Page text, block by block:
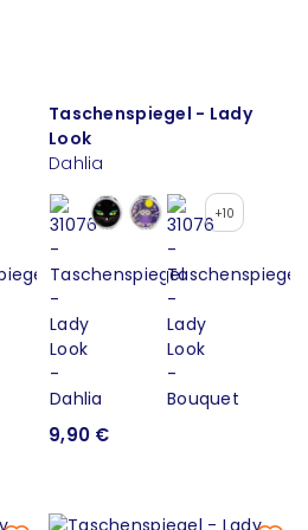
Taschenspiegel - Lady
Look
Dahlia
+10
9,90 €